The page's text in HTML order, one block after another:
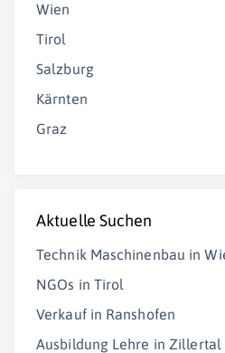
Wien
Tirol
Salzburg
Kärnten
Graz
Aktuelle Suchen
Technik Maschinenbau in
NGOs in Tirol
Verkauf in Ranshofen
Ausbildung Lehre in Zillertal